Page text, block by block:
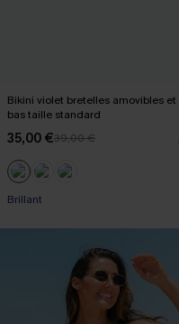
Bikini violet bretelles amovibles et
bas taille standard
35,00 €39,00 €
Brillant